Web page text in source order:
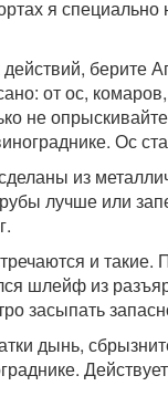
я
берите
от ос,
не
Ос
из
лучше или
и такие.
шлейф из
засыпать
дынь,